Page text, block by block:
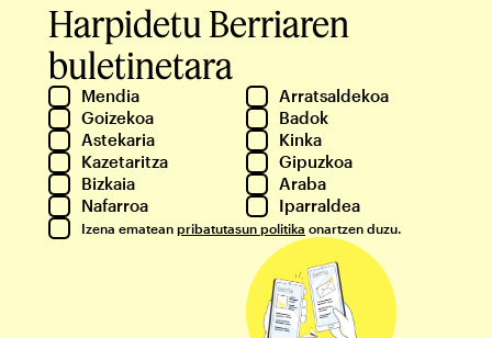
Harpidetu Berriaren
buletinetara
Mendia
Arratsaldekoa
Goizekoa
Badok
Astekaria
Kinka
Kazetaritza
Gipuzkoa
Bizkaia
Araba
Nafarroa
Iparraldea
Izena ematean pribatutasun politika onartzen duzu.